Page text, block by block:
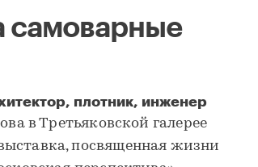
самоварные
плотник, инженер
в Третьяковской галерее
посвященная жизни